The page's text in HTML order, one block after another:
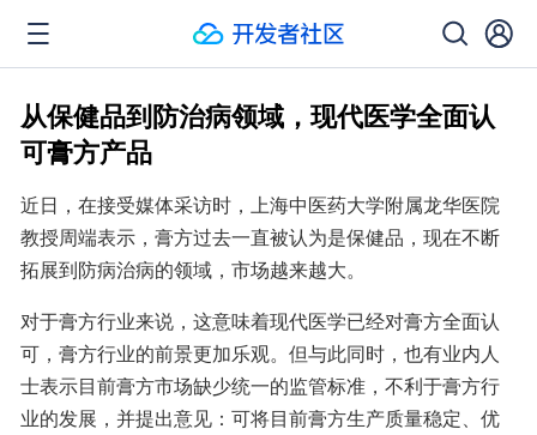
从保健品到防治病领域，现代医学全面认
可膏方产品
近日，在接受媒体采访时，上海中医药大学附属龙华医院
教授周端表示，膏方过去一直被认为是保健品，现在不断
拓展到防病治病的领域，市场越来越大。
对于膏方行业来说，这意味着现代医学已经对膏方全面认
可，膏方行业的前景更加乐观。但与此同时，也有业内人
士表示目前膏方市场缺少统一的监管标准，不利于膏方行
业的发展，并提出意见：可将目前膏方生产质量稳定、优